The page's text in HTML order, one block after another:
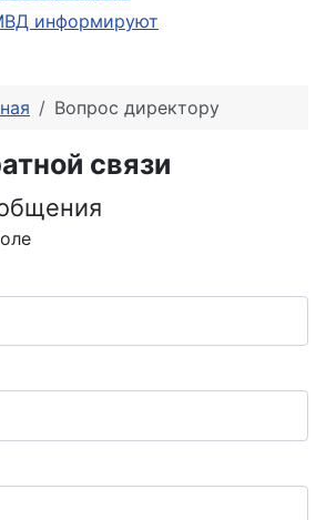
информируют
Вопрос директору
связи